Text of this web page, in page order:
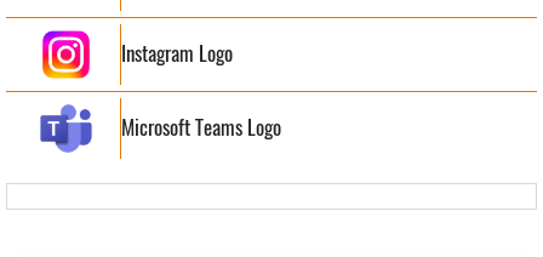
Instagram Logo
Microsoft Teams Logo